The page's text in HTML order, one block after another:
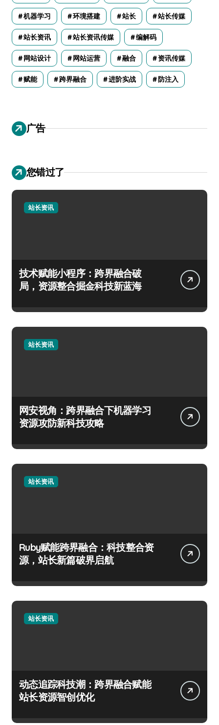
机器学习 环境搭建 站长 站长传媒
站长资讯 站长资讯传媒 编解码
网站设计 网站运营 融合 资讯传媒
赋能 跨界融合 进阶实战 防注入
广告
您错过了
站长资讯
技术赋能小程序：跨界融合破
局，资源整合掘金科技新蓝海
站长资讯
网安视角：跨界融合下机器学习
资源攻防新科技攻略
站长资讯
Ruby赋能跨界融合：科技整合资
源，站长新篇破界启航
站长资讯
动态追踪科技潮：跨界融合赋能
站长资源智创优化